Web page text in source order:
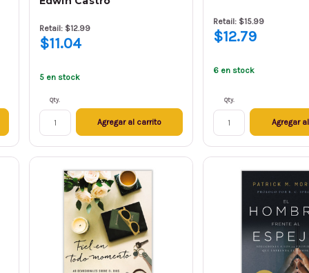
Retail: $12.99
$11.04
5 en stock
Qty.
Agregar al carrito
Retail: $15.99
$12.79
6 en stock
Qty.
Agregar